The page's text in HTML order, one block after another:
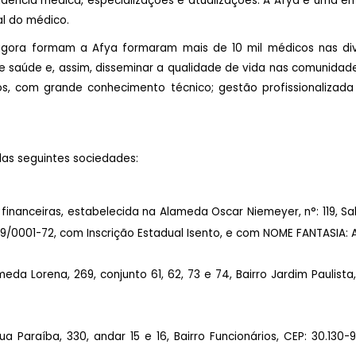
do médico.
formam a Afya formaram mais de 10 mil médicos nas
e, assim, disseminar a qualidade de vida nas
com grande conhecimento técnico; gestão
seguintes sociedades:
estabelecida na Alameda Oscar Niemeyer, n°: 119,
72, com Inscrição Estadual Isento, e com NOME
Lorena, 269, conjunto 61, 62, 73 e 74, Bairro Jardim
Paraíba, 330, andar 15 e 16, Bairro Funcionários, CEP: